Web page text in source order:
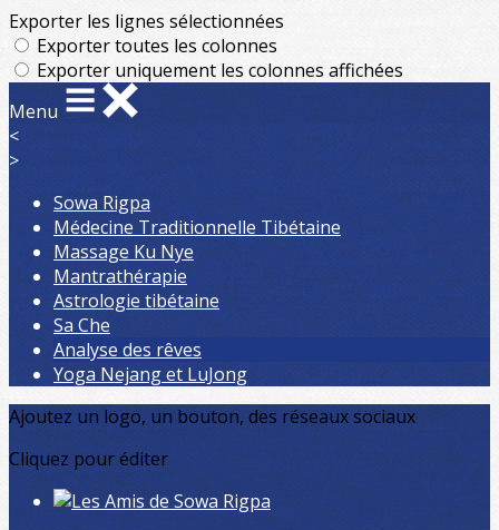
Exporter les lignes sélectionnées
Exporter toutes les colonnes
Exporter uniquement les colonnes affichées
Menu
<
>
Sowa Rigpa
Médecine Traditionnelle Tibétaine
Massage Ku Nye
Mantrathérapie
Astrologie tibétaine
Sa Che
Analyse des rêves
Yoga Nejang et LuJong
Ajoutez un logo, un bouton, des réseaux sociaux
Cliquez pour éditer